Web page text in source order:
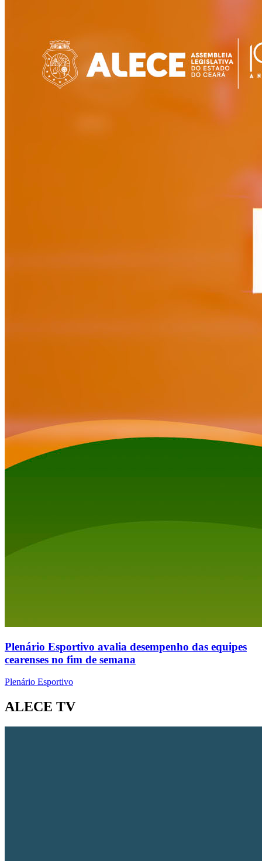
Plenário Esportivo avalia desempenho das equipes
cearenses no fim de semana
Plenário Esportivo
ALECE TV